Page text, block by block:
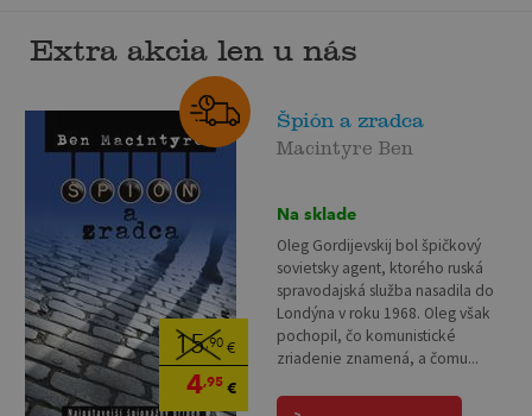
Extra akcia len u nás
15,90€
4,95€
Špión a zradca
Macintyre Ben
Na sklade
Oleg Gordijevskij bol špičkový
sovietsky agent, ktorého ruská
spravodajská služba nasadila do
Londýna v roku 1968. Oleg však
pochopil, čo komunistické
zriadenie znamená, a čomu...